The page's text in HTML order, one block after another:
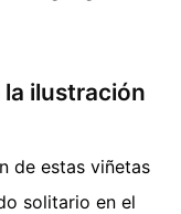
la ilustración
de estas viñetas
solitario en el